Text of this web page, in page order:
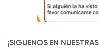
¡SIGUENOS EN